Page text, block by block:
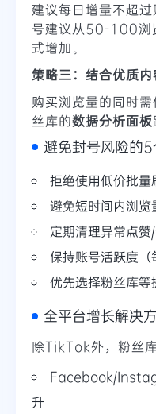
建议每日增量不超
号建议从50-100浏
式增加。
策略三：结合优质内
购买浏览量的同时
丝库的数据分析面板
避免封号风险的5
拒绝使用低价批量
避免短时间内浏
定期清理异常点赞
保持账号活跃度（
优先选择粉丝库等
全平台增长解决
除TikTok外，粉丝库
Facebook/
升